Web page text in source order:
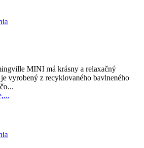
MINI má krásny a relaxačný
vyrobený z recyklovaného bavlneného